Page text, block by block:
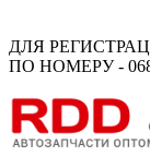
ДЛЯ
ПО НОМЕРУ -